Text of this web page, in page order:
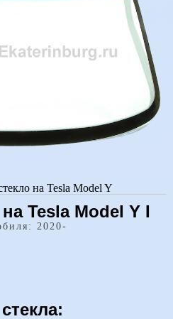
на Tesla Model Y
Tesla Model Y I
2020-